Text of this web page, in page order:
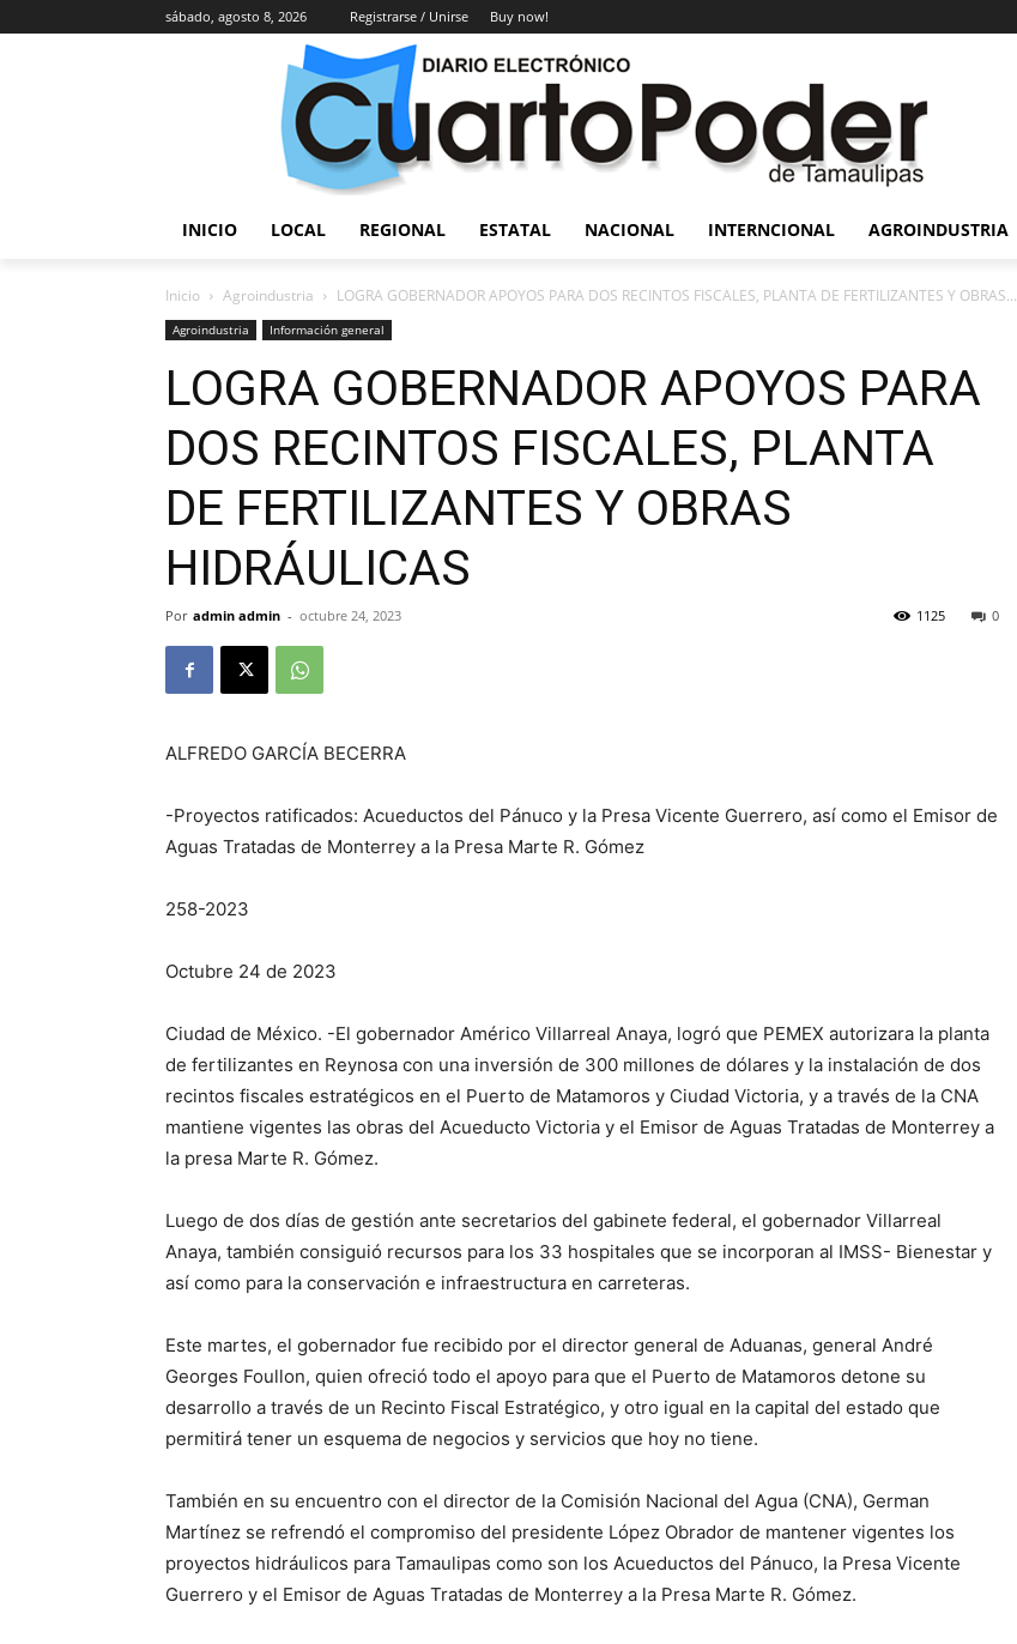
sábado, agosto 8, 2026 Registrarse / Unirse Buy now!
INICIO LOCAL REGIONAL ESTATAL NACIONAL INTERNCIONAL AGROINDUSTRIA
Inicio Agroindustria LOGRA GOBERNADOR APOYOS PARA DOS RECINTOS FISCALES, PLANTA DE FERTILIZANTES Y OBRAS...
Agroindustria Información general
LOGRA GOBERNADOR APOYOS PARA
DOS RECINTOS FISCALES, PLANTA
DE FERTILIZANTES Y OBRAS
HIDRÁULICAS
Por admin admin - octubre 24, 2023 0
1125
ALFREDO GARCÍA BECERRA
-Proyectos ratificados: Acueductos del Pánuco y la Presa Vicente Guerrero, así como el Emisor de
Aguas Tratadas de Monterrey a la Presa Marte R. Gómez
258-2023
Octubre 24 de 2023
Ciudad de México. -El gobernador Américo Villarreal Anaya, logró que PEMEX autorizara la planta
de fertilizantes en Reynosa con una inversión de 300 millones de dólares y la instalación de dos
recintos fiscales estratégicos en el Puerto de Matamoros y Ciudad Victoria, y a través de la CNA
mantiene vigentes las obras del Acueducto Victoria y el Emisor de Aguas Tratadas de Monterrey a
la presa Marte R. Gómez.
Luego de dos días de gestión ante secretarios del gabinete federal, el gobernador Villarreal
Anaya, también consiguió recursos para los 33 hospitales que se incorporan al IMSS- Bienestar y
así como para la conservación e infraestructura en carreteras.
Este martes, el gobernador fue recibido por el director general de Aduanas, general André
Georges Foullon, quien ofreció todo el apoyo para que el Puerto de Matamoros detone su
desarrollo a través de un Recinto Fiscal Estratégico, y otro igual en la capital del estado que
permitirá tener un esquema de negocios y servicios que hoy no tiene.
También en su encuentro con el director de la Comisión Nacional del Agua (CNA), German
Martínez se refrendó el compromiso del presidente López Obrador de mantener vigentes los
proyectos hidráulicos para Tamaulipas como son los Acueductos del Pánuco, la Presa Vicente
Guerrero y el Emisor de Aguas Tratadas de Monterrey a la Presa Marte R. Gómez.